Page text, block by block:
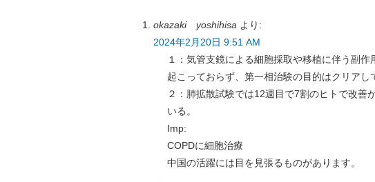
okazaki yoshihisa より:
2024年2月20日 9:51 AM
１：気管支鏡による細胞採取や移植に伴う副
起こっておらず、第一相治験の目的はクリアし
２：肺拡散試験では12週目で7割のヒトで改善
いる。
Imp:
COPDに細胞治療
中国の活躍には目を見張るものがあります。